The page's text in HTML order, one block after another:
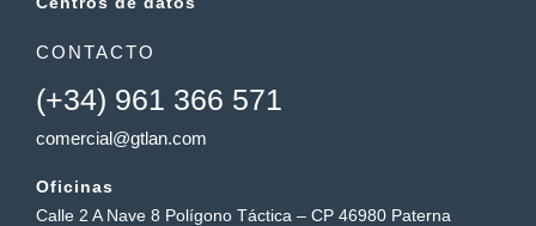
CONTACTO
(+34) 961 366 571
comercial@gtlan.com
Oficinas
Calle 2 A Nave 8 Polígono Táctica – CP 46980 Paterna